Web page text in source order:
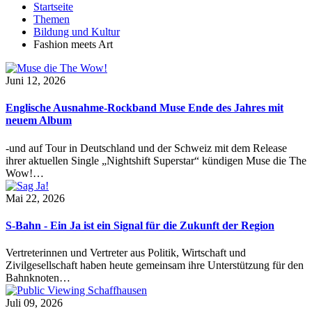
Startseite
Themen
Bildung und Kultur
Fashion meets Art
Juni 12, 2026
Englische Ausnahme-Rockband Muse Ende des Jahres mit
neuem Album
-und auf Tour in Deutschland und der Schweiz mit dem Release
ihrer aktuellen Single „Nightshift Superstar“ kündigen Muse die The
Wow!…
Mai 22, 2026
S-Bahn - Ein Ja ist ein Signal für die Zukunft der Region
Vertreterinnen und Vertreter aus Politik, Wirtschaft und
Zivilgesellschaft haben heute gemeinsam ihre Unterstützung für den
Bahnknoten…
Juli 09, 2026